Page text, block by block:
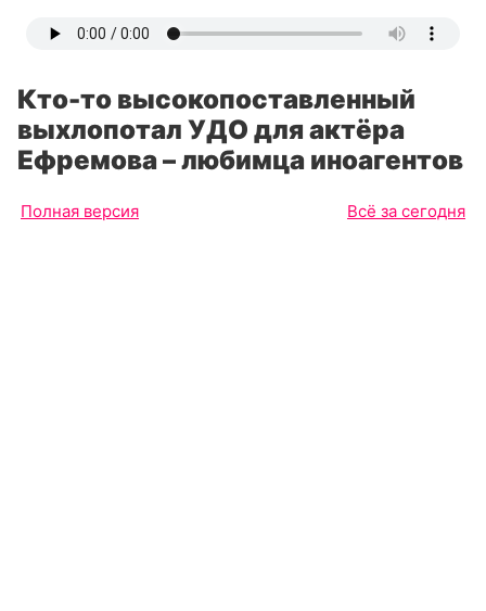
Кто-то высокопоставленный
выхлопотал УДО для актёра
Ефремова – любимца иноагентов
Полная версия Всё за сегодня